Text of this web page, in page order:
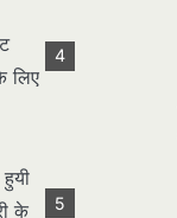
लिए
के
4
5